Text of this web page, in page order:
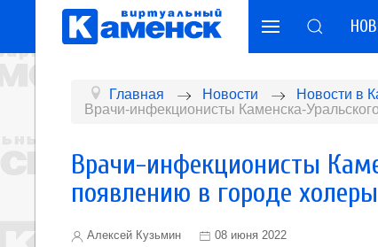
Главная Новости
Новости в
Врачи-инфекционисты Каменска-
Врачи-инфекционисты
появлению в городе
Алексей Кузьмин 08 июня 2022